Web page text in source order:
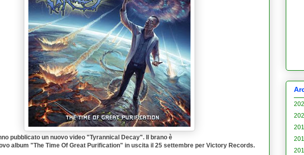
pubblicato un nuovo video "Tyrannical Decay". Il brano è
album "The Time Of Great Purification" in uscita il 25 settembre per Victory Records.